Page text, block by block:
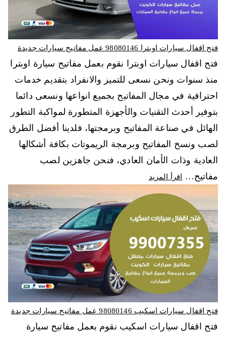
فتح اقفال سيارات اوبترا 98080146‬ عمل مفاتيح سيارات جديدة
فتح اقفال سيارات اوبترا نقوم بعمل مفاتيح سيارة اوبترا
منذ سنوات ونحن نسعى للتميز والانفراد بتقديم خدمات
احترافية في مجال المفاتيح بجميع انواعها ونسعى دائما
بتوفير أحدث التقنيات والأجهزة المتطورة لمواكبة التطور
الهائل في صناعة المفاتيح وبرمجتها، فلدينا أفضل الطرق
لصب ونسخ المفاتيح وبرمجة الريموتات بكافة أشكالها
العادية وذات الأمان العادي، فنحن جاهزين لصب
مفاتيح…
اقرأ المزيد
فتح اقفال سيارات اسكيب 98080146‬ عمل مفاتيح سيارات جديدة
فتح اقفال سيارات اسكيب نقوم بعمل مفاتيح سيارة